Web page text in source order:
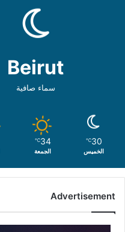
Beirut
سماء صافية
30
℃
الخميس
34
℃
الجمعة
Advertisement